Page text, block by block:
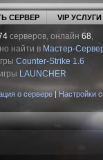
СЕРВЕР VIP УСЛУГИ
серверов, онлайн 68,
найти в Мастер-
Counter-Strike 1.6
LAUNCHER
о сервере| Настройки